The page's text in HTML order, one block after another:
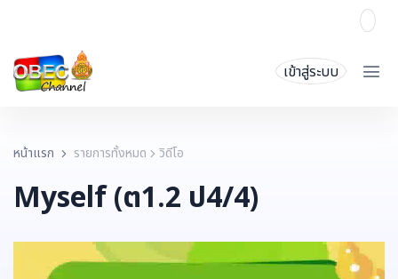
เข้าสู่ระบบ
หน้าแรก รายการทั้งหมด วิดีโอ
Myself (ต1.2 ป4/4)